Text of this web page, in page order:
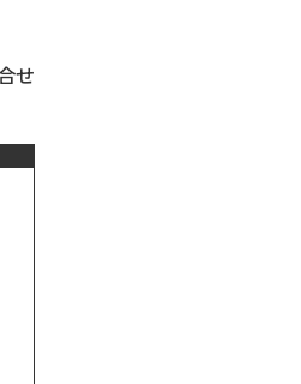
せ